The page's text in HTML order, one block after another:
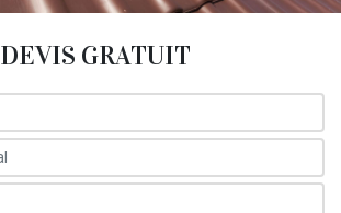
DEVIS GRATUIT